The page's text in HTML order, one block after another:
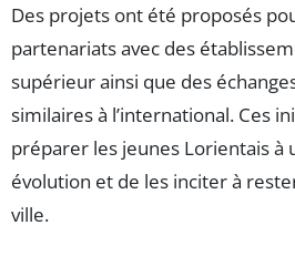
Des projets ont été proposés
partenariats avec des
supérieur ainsi que des
similaires à l’international. Ces
préparer les jeunes Lorientais à
évolution et de les inciter à
ville.